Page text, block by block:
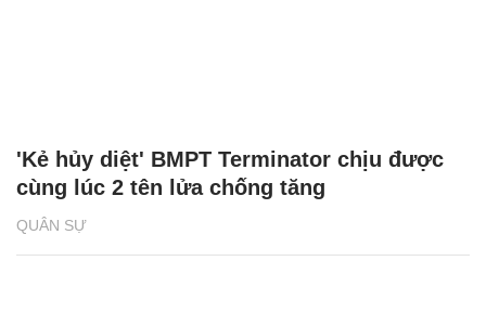
QUÂN SỰ
'Kẻ hủy diệt' BMPT Terminator chịu được
cùng lúc 2 tên lửa chống tăng